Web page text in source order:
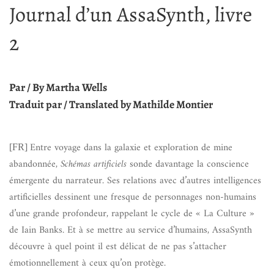
Journal d’un AssaSynth, livre
2
Par / By Martha Wells
Traduit par / Translated by Mathilde Montier
[FR] Entre voyage dans la galaxie et exploration de mine
abandonnée,Schémas artificielssonde davantage la conscience
émergente du narrateur. Ses relations avec d’autres intelligences
artificielles dessinent une fresque de personnages non-humains
d’une grande profondeur, rappelant le cycle de « La Culture »
de Iain Banks. Et à se mettre au service d’humains, AssaSynth
découvre à quel point il est délicat de ne pas s’attacher
émotionnellement à ceux qu’on protège.